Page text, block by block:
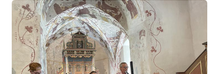
Därnäst kom bygdens egen kvintett: Anders
Lennartsson med sonen Jonas, Sofia Nilsson, Karl
Segemalm och Curt Nilsson, med ett 80-tal i
publiken.